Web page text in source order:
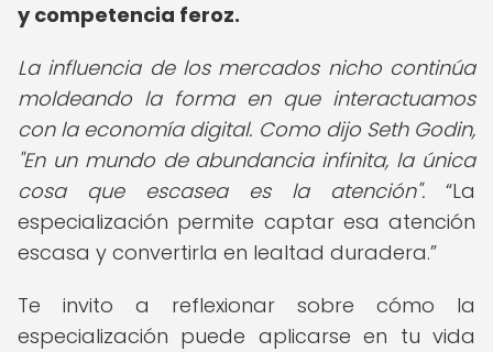
y competencia feroz.
La influencia de los mercados nicho continúa
moldeando la forma en que interactuamos
con la economía digital. Como dijo Seth Godin,
"En un mundo de abundancia infinita, la única
cosa que escasea es la atención".
La
especialización permite captar esa atención
escasa y convertirla en lealtad duradera.
Te invito a reflexionar sobre cómo la
especialización puede aplicarse en tu vida